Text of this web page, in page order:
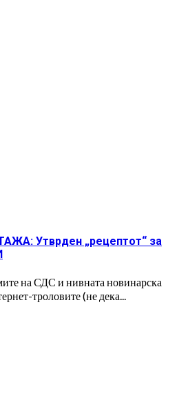
Утврден „рецептот“ за
на СДС и нивната новинарска
троловите (не дека...